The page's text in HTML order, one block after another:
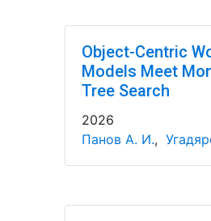
Object-Centric
Models Meet
Tree Search
2026
Панов А. И.,